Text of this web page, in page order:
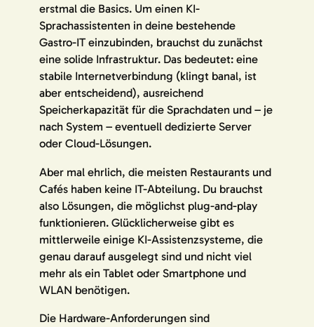
erstmal die Basics. Um einen KI-
Sprachassistenten in deine bestehende
Gastro-IT einzubinden, brauchst du zunächst
eine solide Infrastruktur. Das bedeutet: eine
stabile Internetverbindung (klingt banal, ist
aber entscheidend), ausreichend
Speicherkapazität für die Sprachdaten und – je
nach System – eventuell dedizierte Server
oder Cloud-Lösungen.
Aber mal ehrlich, die meisten Restaurants und
Cafés haben keine IT-Abteilung. Du brauchst
also Lösungen, die möglichst plug-and-play
funktionieren. Glücklicherweise gibt es
mittlerweile einige KI-Assistenzsysteme, die
genau darauf ausgelegt sind und nicht viel
mehr als ein Tablet oder Smartphone und
WLAN benötigen.
Die Hardware-Anforderungen sind